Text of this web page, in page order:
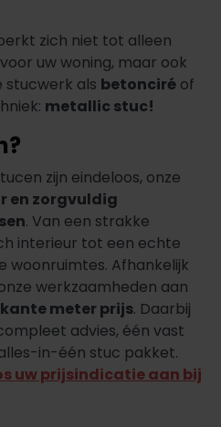
zich niet tot alleen
voor uw woning, maar ook
stucwerk als betonciré of
metallic stuc!
zijn eindeloos, onze
en zorgvuldig
. Van een strakke
interieur tot een echte
woonruimtes. Afhankelijk
werkzaamheden aan
meter prijs. Daarbij
advies, één vast
in-één stuc pakket.
uw prijsindicatie aan bij